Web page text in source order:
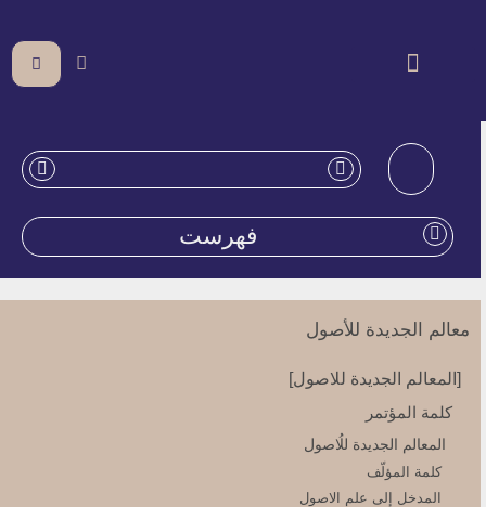
فهرست
معالم الجدیدة للأصول
[المعالم الجديدة للاصول‏]
كلمة المؤتمر
المعالم الجديدة للُاصول‏
كلمة المؤلّف
المدخل ‏إلى علم الاصول‏